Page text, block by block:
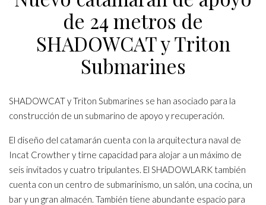
de 24 metros de
SHADOWCAT y Triton
Submarines
SHADOWCAT y Triton Submarines se han asociado para la
construcción de un submarino de apoyo y recuperación.
El diseño del catamarán cuenta con la arquitectura naval de
Incat Crowther y tirne capacidad para alojar a un máximo de
seis invitados y cuatro tripulantes. El SHADOWLARK también
cuenta con un centro de submarinismo, un salón, una cocina, un
bar y un gran almacén. También tiene abundante espacio para